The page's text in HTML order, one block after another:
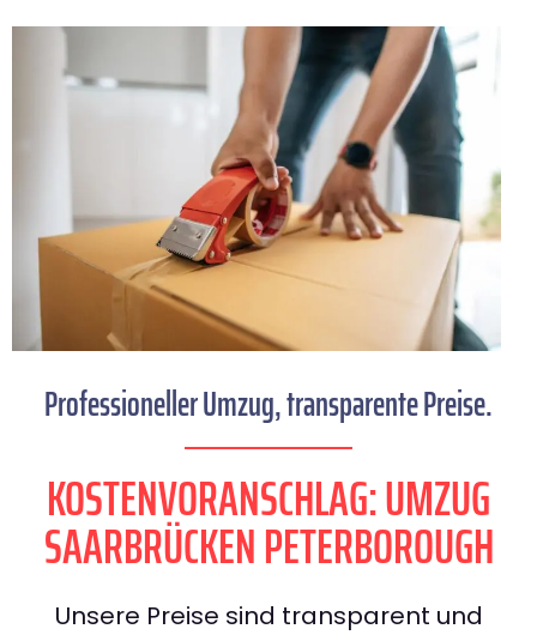
Professioneller Umzug, transparente Preise.
KOSTENVORANSCHLAG: UMZUG
SAARBRÜCKEN PETERBOROUGH
Unsere Preise sind transparent und